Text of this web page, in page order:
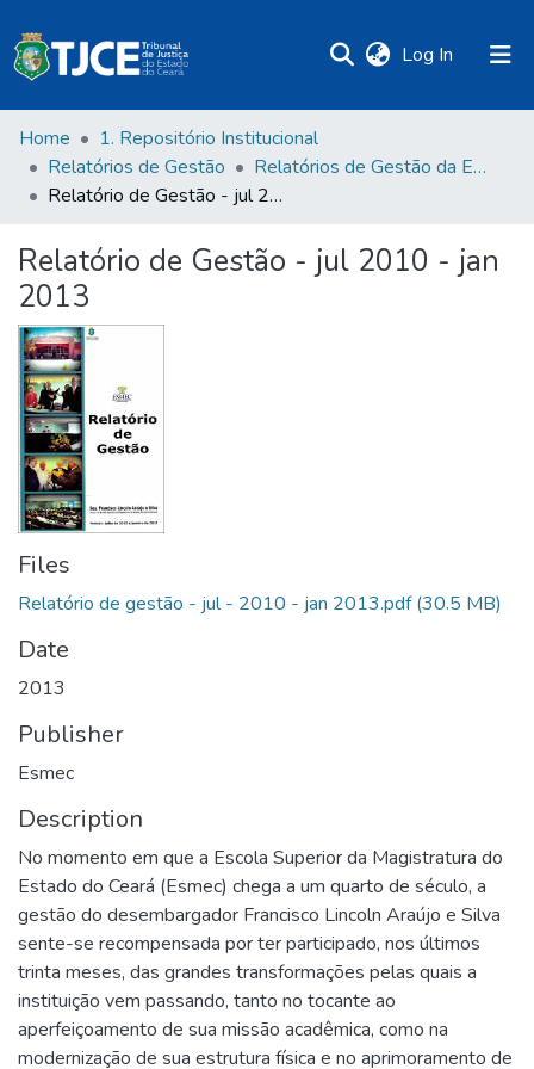
Log In (current)
Home
1. Repositório Institucional
Relatórios de Gestão
Relatórios de Gestão da Esmec
Relatório de Gestão - jul 2010 - jan 2013
Relatório de Gestão - jul 2010 - jan
2013
Files
Relatório de gestão - jul - 2010 - jan 2013.pdf(30.5 MB)
Date
2013
Publisher
Esmec
Description
No momento em que a Escola Superior da Magistratura do
Estado do Ceará (Esmec) chega a um quarto de século, a
gestão do desembargador Francisco Lincoln Araújo e Silva
sente-se recompensada por ter participado, nos últimos
trinta meses, das grandes transformações pelas quais a
instituição vem passando, tanto no tocante ao
aperfeiçoamento de sua missão acadêmica, como na
modernização de sua estrutura física e no aprimoramento de